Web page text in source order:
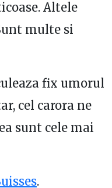
Altele
multe si
fix umorul
cel carora ne
sunt cele mai
.